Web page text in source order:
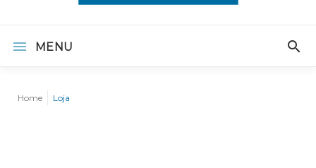
MENU
Home Loja